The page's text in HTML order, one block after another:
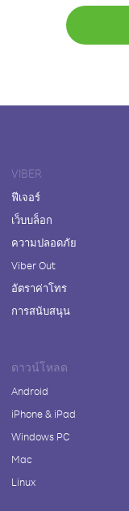
VIBER
ฟีเจอร์
เว็บบล็อก
ความปลอดภัย
Viber Out
อัตราค่าโทร
การสนับสนุน
ดาวน์โหลด
Android
iPhone & iPad
Windows PC
Mac
Linux